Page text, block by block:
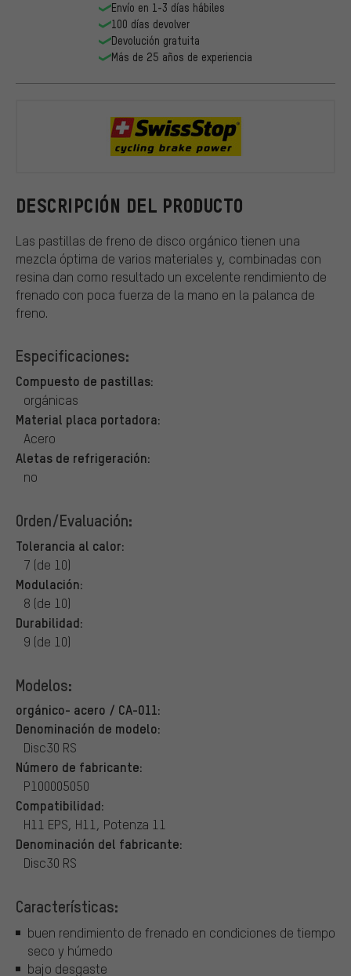
DESCRIPCIÓN DEL PRODUCTO
Las pastillas de freno de disco orgánico tienen una
mezcla óptima de varios materiales y, combinadas con
resina dan como resultado un excelente rendimiento de
frenado con poca fuerza de la mano en la palanca de
freno.
Especificaciones:
Compuesto de pastillas:
orgánicas
Material placa portadora:
Acero
Aletas de refrigeración:
no
Orden/Evaluación:
Tolerancia al calor:
7 (de 10)
Modulación:
8 (de 10)
Durabilidad:
9 (de 10)
Modelos:
orgánico- acero / CA-011:
Denominación de modelo:
Disc30 RS
Número de fabricante:
P100005050
Compatibilidad:
H11 EPS, H11, Potenza 11
Denominación del fabricante:
Disc30 RS
Características:
buen rendimiento de frenado en condiciones de tiempo
seco y húmedo
bajo desgaste
Envío en 1-3 días hábiles
100 días devolver
Devolución gratuita
Más de 25 años de experiencia